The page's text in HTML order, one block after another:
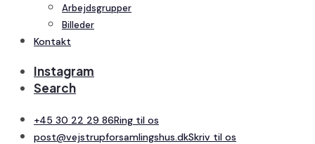
Arbejdsgrupper
Billeder
Kontakt
Instagram
Search
+45 30 22 29 86Ring til os
post@vejstrupforsamlingshus.dkSkriv til os